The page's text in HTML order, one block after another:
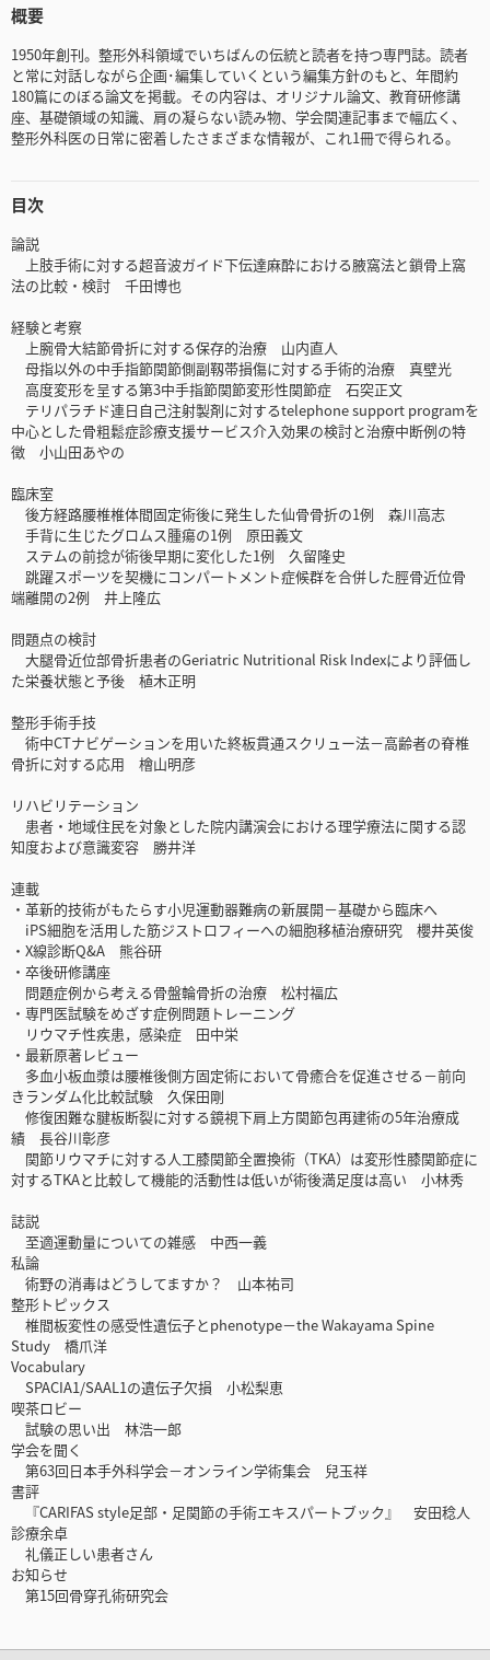
概要
1950年創刊。整形外科領域でいちばんの伝統と読者を持つ専門誌。読者
と常に対話しながら企画･編集していくという編集方針のもと、年間約
180篇にのぼる論文を掲載。その内容は、オリジナル論文、教育研修講
座、基礎領域の知識、肩の凝らない読み物、学会関連記事まで幅広く、
整形外科医の日常に密着したさまざまな情報が、これ1冊で得られる。
目次
論説
上肢手術に対する超音波ガイド下伝達麻酔における腋窩法と鎖骨上窩
法の比較・検討 千田博也
経験と考察
上腕骨大結節骨折に対する保存的治療 山内直人
母指以外の中手指節関節側副靱帯損傷に対する手術的治療 真壁光
高度変形を呈する第3中手指節関節変形性関節症 石突正文
テリパラチド連日自己注射製剤に対するtelephone support programを
中心とした骨粗鬆症診療支援サービス介入効果の検討と治療中断例の特
徴 小山田あやの
臨床室
後方経路腰椎椎体間固定術後に発生した仙骨骨折の1例 森川高志
手背に生じたグロムス腫瘍の1例 原田義文
ステムの前捻が術後早期に変化した1例 久留隆史
跳躍スポーツを契機にコンパートメント症候群を合併した脛骨近位骨
端離開の2例 井上隆広
問題点の検討
大腿骨近位部骨折患者のGeriatric Nutritional Risk Indexにより評価し
た栄養状態と予後 植木正明
整形手術手技
術中CTナビゲーションを用いた終板貫通スクリュー法－高齢者の脊椎
骨折に対する応用 檜山明彦
リハビリテーション
患者・地域住民を対象とした院内講演会における理学療法に関する認
知度および意識変容 勝井洋
連載
・革新的技術がもたらす小児運動器難病の新展開－基礎から臨床へ
iPS細胞を活用した筋ジストロフィーへの細胞移植治療研究 櫻井英俊
・X線診断Q&A 熊谷研
・卒後研修講座
問題症例から考える骨盤輪骨折の治療 松村福広
・専門医試験をめざす症例問題トレーニング
リウマチ性疾患，感染症 田中栄
・最新原著レビュー
多血小板血漿は腰椎後側方固定術において骨癒合を促進させる－前向
きランダム化比較試験 久保田剛
修復困難な腱板断裂に対する鏡視下肩上方関節包再建術の5年治療成
績 長谷川彰彦
関節リウマチに対する人工膝関節全置換術（TKA）は変形性膝関節症に
対するTKAと比較して機能的活動性は低いが術後満足度は高い 小林秀
誌説
至適運動量についての雑感 中西一義
私論
術野の消毒はどうしてますか？ 山本祐司
整形トピックス
椎間板変性の感受性遺伝子とphenotype－the Wakayama Spine
Study 橋爪洋
Vocabulary
SPACIA1/SAAL1の遺伝子欠損 小松梨恵
喫茶ロビー
試験の思い出 林浩一郎
学会を聞く
第63回日本手外科学会－オンライン学術集会 兒玉祥
書評
『CARIFAS style足部・足関節の手術エキスパートブック』 安田稔人
診療余卓
礼儀正しい患者さん
お知らせ
第15回骨穿孔術研究会